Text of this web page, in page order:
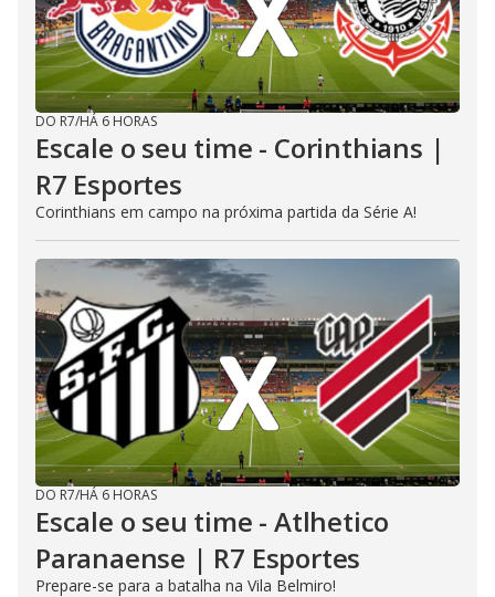
DO R7/HÁ 6 HORAS
Escale o seu time - Corinthians |
R7 Esportes
Corinthians em campo na próxima partida da Série A!
DO R7/HÁ 6 HORAS
Escale o seu time - Atlhetico
Paranaense | R7 Esportes
Prepare-se para a batalha na Vila Belmiro!